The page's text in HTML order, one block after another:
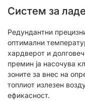
Систем за
Редундантни
оптимални
хардверот и
премин ја насочува
зоните за внес на
топлиот излезен
ефикасност.